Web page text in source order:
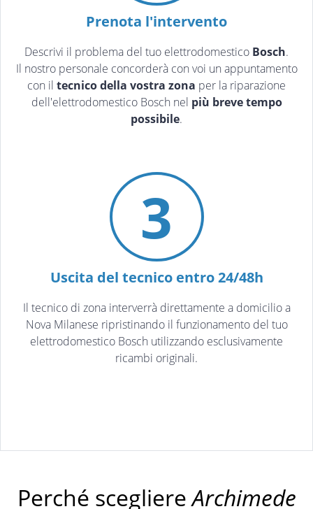
Prenota l'intervento
Descrivi il problema del tuo elettrodomestico Bosch.
Il nostro personale concorderà con voi un appuntamento
con il tecnico della vostra zona per la riparazione
dell'elettrodomestico Bosch nel più breve tempo
possibile.
3
Uscita del tecnico entro 24/48h
Il tecnico di zona interverrà direttamente a domicilio a
Nova Milanese ripristinando il funzionamento del tuo
elettrodomestico Bosch utilizzando esclusivamente
ricambi originali.
Perché scegliereArchimede